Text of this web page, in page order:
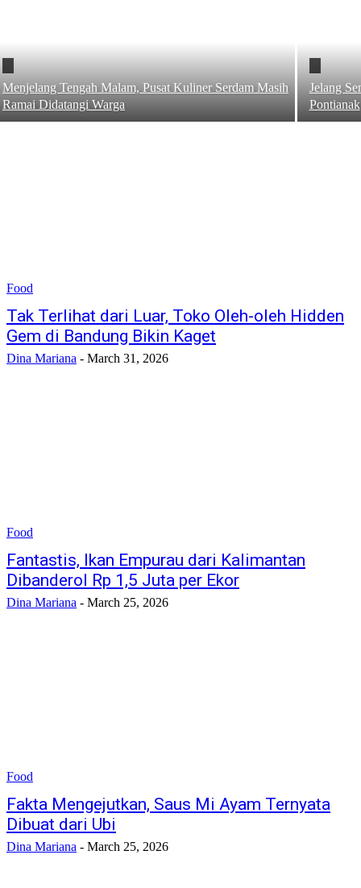
Menjelang Tengah Malam, Pusat Kuliner Serdam Masih
Ramai Didatangi Warga
Jelang
Pontianak
Food
Tak Terlihat dari Luar, Toko Oleh-oleh Hidden
Gem di Bandung Bikin Kaget
Dina Mariana - March 31, 2026
Food
Fantastis, Ikan Empurau dari Kalimantan
Dibanderol Rp 1,5 Juta per Ekor
Dina Mariana - March 25, 2026
Food
Fakta Mengejutkan, Saus Mi Ayam Ternyata
Dibuat dari Ubi
Dina Mariana - March 25, 2026